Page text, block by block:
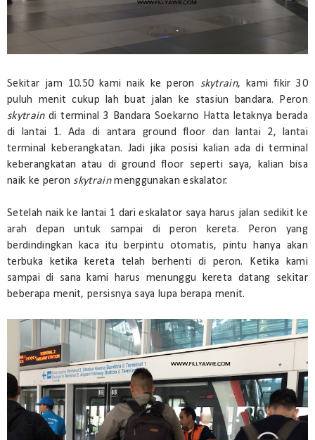
Sekitar jam 10.50 kami naik ke peron skytrain, kami fikir 30
puluh menit cukup lah buat jalan ke stasiun bandara. Peron
skytraindi terminal 3 Bandara Soekarno Hatta letaknya berada
di lantai 1. Ada di antara ground floor dan lantai 2, lantai
terminal keberangkatan. Jadi jika posisi kalian ada di terminal
keberangkatan atau di ground floor seperti saya, kalian bisa
naik ke peron skytrainmenggunakan eskalator.
Setelah naik ke lantai 1 dari eskalator saya harus jalan sedikit ke
arah depan untuk sampai di peron kereta. Peron yang
berdindingkan kaca itu berpintu otomatis, pintu hanya akan
terbuka ketika kereta telah berhenti di peron. Ketika kami
sampai di sana kami harus menunggu kereta datang sekitar
beberapa menit, persisnya saya lupa berapa menit.